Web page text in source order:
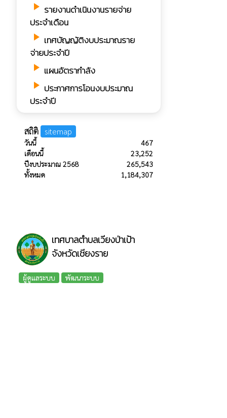
play_arrow รายงานดำเนินงานรายจ่าย
ประจำเดือน
play_arrow เทศบัญญัติงบประมาณราย
จ่ายประจำปี
play_arrow แผนอัตรากำลัง
play_arrow ประกาศการโอนงบประมาณ
ประจำปี
สถิติ sitemap
วันนี้
467
เดือนนี้
23,252
ปีงบประมาณ 2568
265,543
ทั้งหมด
1,184,307
เทศบาลตำบลเวียงป่าเป้า
จังหวัดเชียงราย
ผู้ดูแลระบบ พัฒนาระบบ